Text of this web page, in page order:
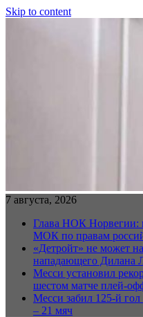
Skip to content
7 августа, 2026
Глава НОК Норвегии:
МОК по правам
«Детройт» не может
нападающего Дилана
Месси установил
шестом матче
Месси забил 125-й
– 21 мяч